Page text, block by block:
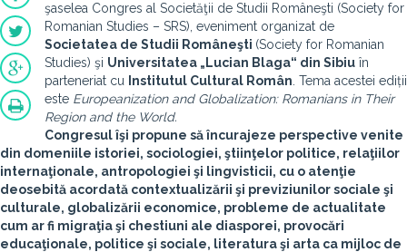
şaselea Congres al Societăţii de Studii Româneşti (Society for
Romanian Studies – SRS), eveniment organizat de
Societatea de Studii Româneşti (Society for Romanian
Studies) şi Universitatea „Lucian Blaga“ din Sibiu în
parteneriat cu
Institutul Cultural Român . Tema acestei ediții
este Europeanization and Globalization: Romanians in Their
Region and the World.
Congresul îşi propune să încurajeze perspective venite
din domeniile istoriei, sociologiei, ştiinţelor politice, relaţiilor
internaţionale, antropologiei şi lingvisticii, cu o atenţie
deosebită acordată contextualizării şi previziunilor sociale şi
culturale, globalizării economice, probleme de actualitate
cum ar fi migraţia şi chestiuni ale diasporei, provocări
educaţionale, politice şi sociale, literatura şi arta ca mijloc de